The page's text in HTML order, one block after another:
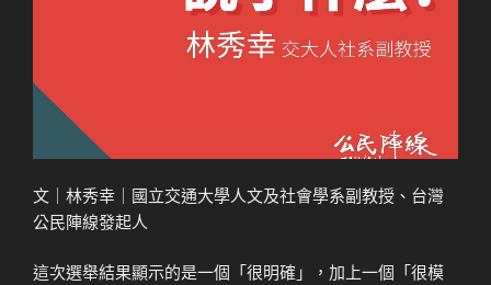
文｜林秀幸｜國立交通大學人文及社會學系副教授、台灣
公民陣線發起人
這次選舉結果顯示的是一個「很明確」，加上一個「很模